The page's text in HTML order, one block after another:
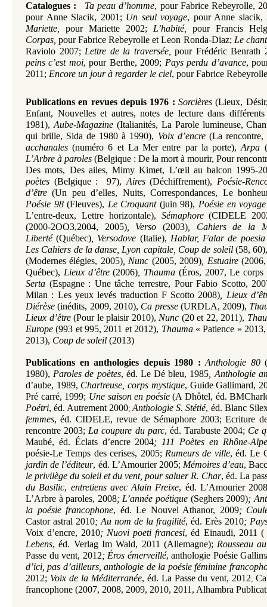
Catalogues : Ta peau d’homme, pour Fabrice Rebeyrolle,
pour Anne Slacik, 2001; Un seul voyage, pour Anne
Mariette,
pour Mariette 2002; L’habité,
pour Francis
Corpas, pour Fabrice Rebeyrolle et Leon Ronda-Diaz; Le
Raviolo 2007; Lettre de la traversée, pour Frédéric Benrath
peins c’est moi, pour Berthe, 2009; Pays perdu d’avance,
2011; Encore un jour à regarder le ciel, pour Fabrice
Publications en revues depuis 1976 : Sorcières (Lieux,
Enfant, Nouvelles et autres, notes de lecture dans
1981), Aube-Magazine(Italianités, La Parole lumineuse,
qui brille, Sida de 1980 à 1990), Voix d’encre (La rencontre,
acchanales (numéro 6 et La Mer entre par la porte), Arpa
L’Arbre à paroles (Belgique : De la mort à mourir, Pour
Des mots, Des ailes, Mimy Kimet, L’œil au balcon 1995-
poètes (Belgique : 97), Aires(Déchiffrement), Poésie-
d’être (Un peu d’elles, Nuits, Correspondances, Le
Poésie 98(Fleuves), Le Croquant(juin 98), Poésie en voyage
L’entre-deux, Lettre horizontale), Sémaphore(CIDELE
(2000-2OO3,2004, 2005), Verso (2003) , Cahiers de la
Liberté(Québec) , Versodove (Italie), Hablar, Falar de poesia
Les Cahiers de la danse , Lyon capitale, Coup de soleil(58, 60)
(Modernes élégies, 2005), Nunc (2005, 2009) , Estuaire(2006,
Québec), Lieux d’être(2006) , Thauma (Éros, 2007, Le
Serta (Espagne : Une tâche terrestre, Pour Fabio Scotto,
Milan : Les yeux levés traduction F Scotto 2008) , Lieux
Diérèse (inédits, 2009, 2010), Ca presse(URDLA, 2009),
Lieux d’être(Pour le plaisir 2010), Nunc (20 et 22, 2011),
Europe (993 et 995, 2011 et 2012), Thauma« Patience »
2013), Coup de soleil (2013)
Publications en anthologies depuis 1980 : Anthologie 80
1980), Paroles de poètes, éd. Le Dé bleu, 1985 , Anthologie
d’aube, 1989, Chartreuse, corps mystique, Guide Gallimard,
Pré carré, 1999; Une saison en poésie(A Dhôtel, éd.
Poétri, éd. Autrement 2000;Anthologie S. Stétié, éd. Blanc
femmes, éd. CIDELE, revue de Sémaphore 2003; Ecriture
rencontre 2003; La coupure du parc, éd. Tarabuste 2004; Ce
Maubé, éd. Éclats d’encre 2004; 111 Poètes en Rhône-
poésie-Le Temps des cerises, 2005; Rumeurs de ville, éd. Le
jardin de l’éditeur, éd. L’Amourier 2005; Mémoires d’eau,
le privilège du soleil et du vent, pour saluer R. Char, éd. La
du Basilic, entretiens avec Alain Freixe, éd. L’Amourier
L’Arbre à paroles, 2008; L’année poétique (Seghers 2009);
la poésie francophone, éd. Le Nouvel Athanor, 2009;
Castor astral 2010; Au nom de la fragilité, éd. Erès 2010;
Voix d’encre, 2010; Nuovi poeti francesi, éd Einaudi, 2011 (
Lebens, éd. Verlag Im Wald, 2011 (Allemagne); Rousseau
Passe du vent, 2012; Éros émerveillé, anthologie Poésie
d’ici, pas d’ailleurs, anthologie de la poésie féminine
2012; Voix de la Méditerranée, éd. La Passe du vent, 2012;
francophone (2007, 2008, 2009, 2010, 2011, Alhambra